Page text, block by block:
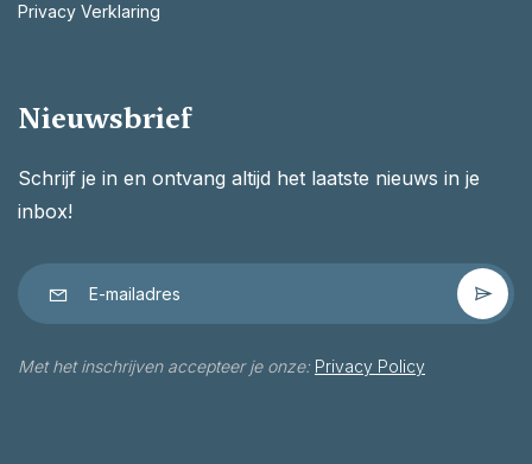
Privacy Verklaring
Nieuwsbrief
Schrijf je in en ontvang altijd het laatste nieuws in je
inbox!
Met het inschrijven accepteer je onze: Privacy Policy